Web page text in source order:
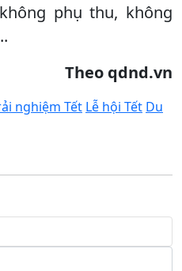
phụ thu, không
Theo qdnd.vn
nghiệm Tết Lễ hội Tết Du